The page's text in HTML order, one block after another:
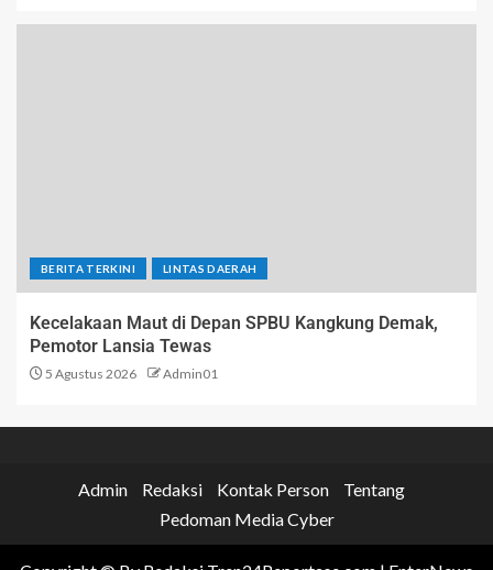
BERITA TERKINI LINTAS DAERAH
Kecelakaan Maut di Depan SPBU Kangkung Demak,
Pemotor Lansia Tewas
5 Agustus 2026 Admin01
Admin Redaksi Kontak Person
Tentang
Pedoman Media Cyber